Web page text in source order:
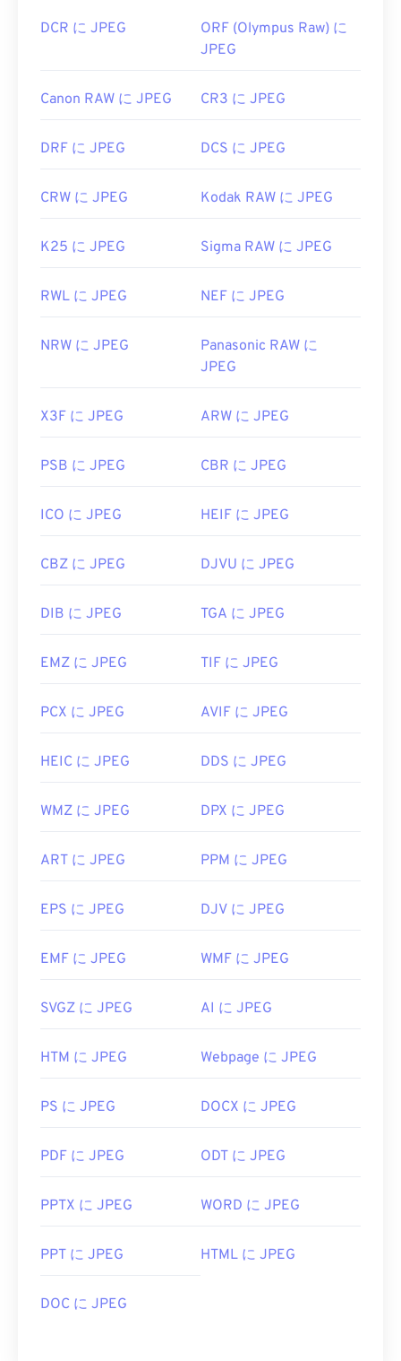
DCR に JPEG
ORF (Olympus Raw) に
JPEG
Canon RAW に JPEG CR3 に JPEG
DRF に JPEG DCS に JPEG
CRW に JPEG Kodak RAW に JPEG
K25 に JPEG Sigma RAW に JPEG
RWL に JPEG NEF に JPEG
NRW に JPEG
Panasonic RAW に
JPEG
X3F に JPEG ARW に JPEG
PSB に JPEG CBR に JPEG
ICO に JPEG HEIF に JPEG
CBZ に JPEG DJVU に JPEG
DIB に JPEG TGA に JPEG
EMZ に JPEG TIF に JPEG
PCX に JPEG AVIF に JPEG
HEIC に JPEG DDS に JPEG
WMZ に JPEG DPX に JPEG
ART に JPEG PPM に JPEG
EPS に JPEG DJV に JPEG
EMF に JPEG WMF に JPEG
SVGZ に JPEG AI に JPEG
HTM に JPEG Webpage に JPEG
PS に JPEG DOCX に JPEG
PDF に JPEG ODT に JPEG
PPTX に JPEG WORD に JPEG
PPT に JPEG HTML に JPEG
DOC に JPEG